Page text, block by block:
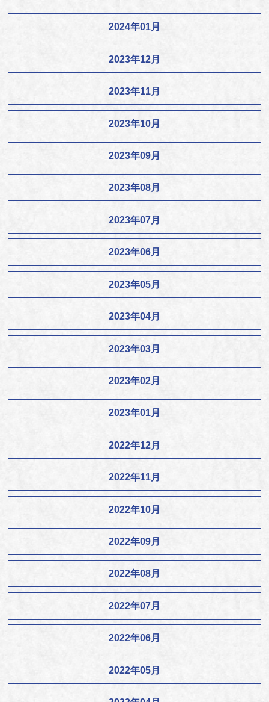
2024年01月
2023年12月
2023年11月
2023年10月
2023年09月
2023年08月
2023年07月
2023年06月
2023年05月
2023年04月
2023年03月
2023年02月
2023年01月
2022年12月
2022年11月
2022年10月
2022年09月
2022年08月
2022年07月
2022年06月
2022年05月